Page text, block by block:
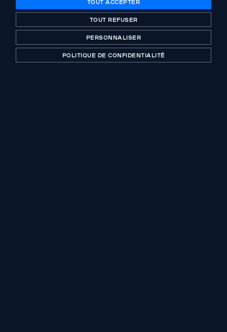
Acteur historique du capital-investissement
certifié B-Corp. Investing with purpose depuis plus
TOUT REFUSER
PERSONNALISER
POLITIQUE DE CONFIDENTIALITÉ